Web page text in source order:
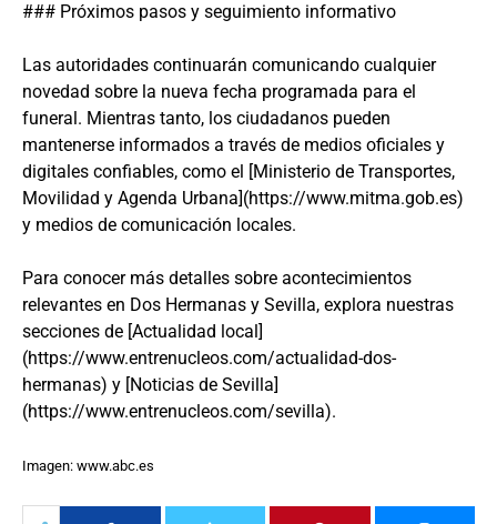
### Próximos pasos y seguimiento informativo
Las autoridades continuarán comunicando cualquier
novedad sobre la nueva fecha programada para el
funeral. Mientras tanto, los ciudadanos pueden
mantenerse informados a través de medios oficiales y
digitales confiables, como el [Ministerio de Transportes,
Movilidad y Agenda Urbana](https://www.mitma.gob.es)
y medios de comunicación locales.
Para conocer más detalles sobre acontecimientos
relevantes en Dos Hermanas y Sevilla, explora nuestras
secciones de [Actualidad local]
(https://www.entrenucleos.com/actualidad-dos-
hermanas) y [Noticias de Sevilla]
(https://www.entrenucleos.com/sevilla).
Imagen: www.abc.es